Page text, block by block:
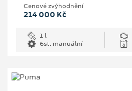
Cenové zvýhodnění
214 000 Kč
1 l
6st. manuální